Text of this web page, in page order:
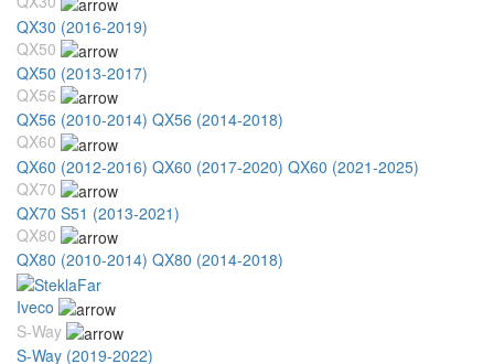
QX30 (2016-2019)
QX50
QX50 (2013-2017)
QX56
QX56 (2010-2014) QX56 (2014-2018)
QX60
QX60 (2012-2016) QX60 (2017-2020) QX60 (2021-2025)
QX70
QX70 S51 (2013-2021)
QX80
QX80 (2010-2014) QX80 (2014-2018)
Iveco
S-Way
S-Way (2019-2022)